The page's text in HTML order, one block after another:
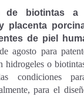
de biotintas
placenta
de piel
agosto para
hidrogeles o
condiciones
para el